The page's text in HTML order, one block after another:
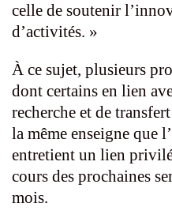
celle de soutenir
d’activités. »
À ce sujet, plusieurs
dont certains en lien
recherche et de
la même enseigne que
entretient un lien
cours des prochaines
mois.